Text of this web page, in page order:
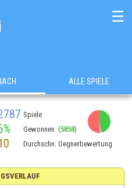
☰
ALLE SPIELE
Spiele
Gewonnen (5858)
Durchschn. Gegnerbewertung